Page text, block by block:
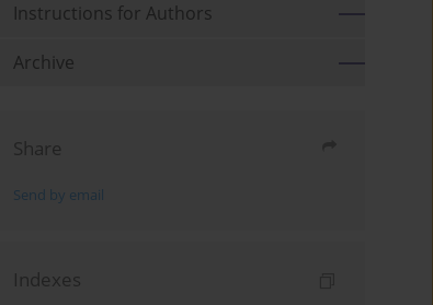
Instructions for Authors
Archive
Share
Send by email
Indexes